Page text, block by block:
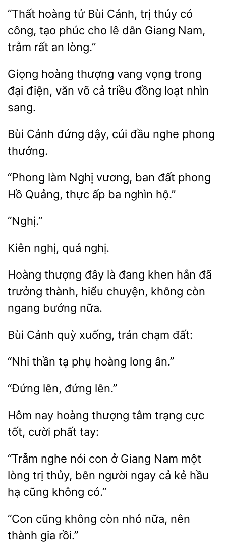
“Thất hoàng tử Bùi Cảnh,
thủy có
công, tạo phúc
lê dân Giang Nam,
trẫm rất an
Giọng
thượng vang vọng trong
đại điện, văn võ cả triều
nhìn
sang.
Bùi Cảnh đứng dậy, đầu nghe
“Phong làm Nghị vương, ban đất
Hồ Quảng, thực ấp
hộ.”
“Nghị.”
Kiên
Hoàng thượng đây
đang khen hắn đã
trưởng thành,
chuyện, không còn
bướng nữa.
Cảnh xuống, trán đất:
tạ hoàng long ân.”
“Đứng
Hôm nay hoàng thượng
tốt, cười phất tay:
nghe nói ở Giang
một
lòng trị thủy, bên người ngay cả kẻ hầu
hạ cũng không có.”
“Con cũng còn nhỏ
nên
gia rồi.”